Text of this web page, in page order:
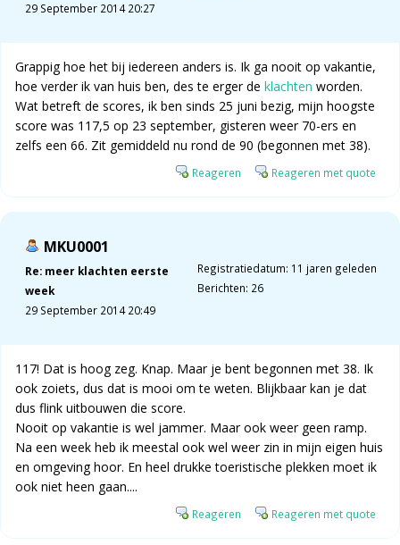
29 September 2014 20:27
Grappig hoe het bij iedereen anders is. Ik ga nooit op vakantie,
hoe verder ik van huis ben, des te erger de klachten worden.
Wat betreft de scores, ik ben sinds 25 juni bezig, mijn hoogste
score was 117,5 op 23 september, gisteren weer 70-ers en
zelfs een 66. Zit gemiddeld nu rond de 90 (begonnen met 38).
Reageren Reageren met quote
MKU0001
Re: meer klachten eerste
week
29 September 2014 20:49
Registratiedatum: 11 jaren geleden
Berichten: 26
117! Dat is hoog zeg. Knap. Maar je bent begonnen met 38. Ik
ook zoiets, dus dat is mooi om te weten. Blijkbaar kan je dat
dus flink uitbouwen die score.
Nooit op vakantie is wel jammer. Maar ook weer geen ramp.
Na een week heb ik meestal ook wel weer zin in mijn eigen huis
en omgeving hoor. En heel drukke toeristische plekken moet ik
ook niet heen gaan....
Reageren Reageren met quote